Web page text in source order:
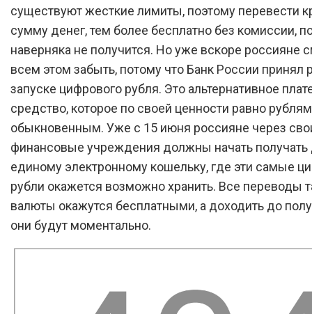
существуют жесткие лимиты, поэтому перевести
сумму денег, тем более бесплатно без комиссии,
наверняка не получится. Но уже вскоре россияне
всем этом забыть, потому что Банк России принял
запуске цифрового рубля. Это альтернативное
средство, которое по своей ценности равно рублям
обыкновенным. Уже с 15 июня россияне через
финансовые учреждения должны начать получать
единому электронному кошельку, где эти самые
рубли окажется возможно хранить. Все переводы
валюты окажутся бесплатными, а доходить до
они будут моментально.